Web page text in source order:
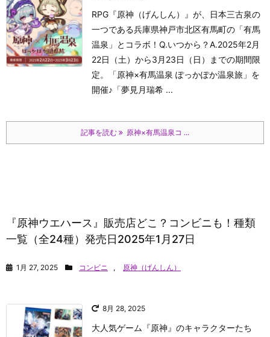
RPG『原神（げんしん）』が、日本三古泉の
一つである兵庫県神戸市北区有馬町の「有馬
温泉」とコラボ！Q.いつから？A.2025年2月
22日（土）から3月23日（日）までの期間限
定。「原神×有馬温泉 ぽっかぽか温泉旅」を
開催♪「夢見月瑞希 ...
記事を読む 原神×有馬温泉コ ...
『原神ウエハース』販売店どこ？コンビニも！種類
一覧（全24種）発売日2025年1月27日
1月 27, 2025 コンビニ , 原神（げんしん）
8月 28, 2025
大人気ゲーム『原神』のキャラクターたち